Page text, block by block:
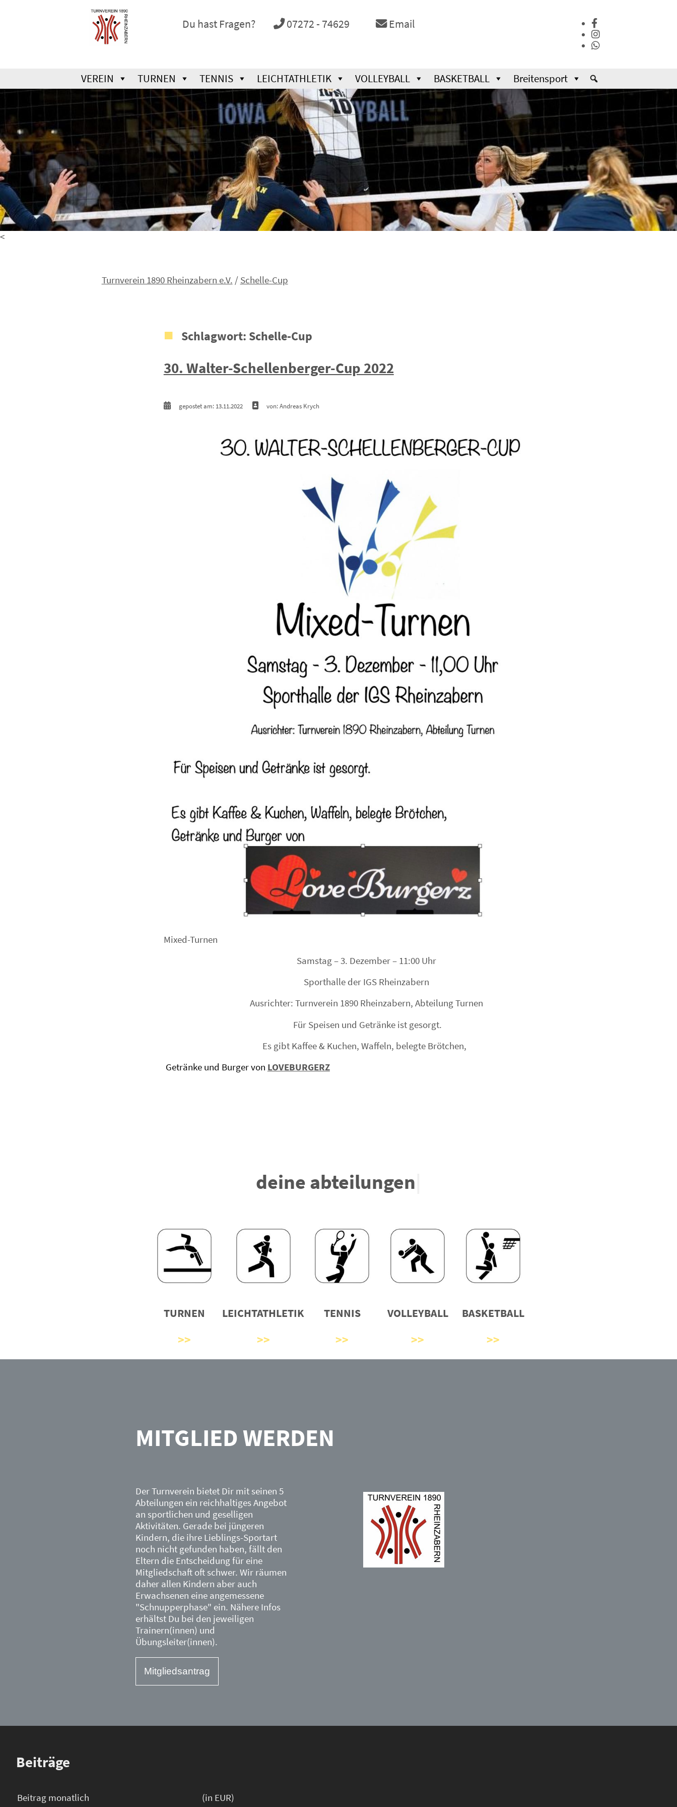
Du hast Fragen? 07272 - 74629 Email
VEREIN TURNEN TENNIS LEICHTATHLETIK VOLLEYBALL BASKETBALL Breitensport
<
Turnverein 1890 Rheinzabern e.V. / Schelle-Cup
Schlagwort: Schelle-Cup
30. Walter-Schellenberger-Cup 2022
gepostet am: 13.11.2022 von: Andreas Krych
Mixed-Turnen
Samstag – 3. Dezember – 11:00 Uhr
Sporthalle der IGS Rheinzabern
Ausrichter: Turnverein 1890 Rheinzabern, Abteilung Turnen
Für Speisen und Getränke ist gesorgt.
Es gibt Kaffee & Kuchen, Waffeln, belegte Brötchen,
Getränke und Burger von LOVEBURGERZ
deine abteilungen
TURNEN LEICHTATHLETIK TENNIS VOLLEYBALL BASKETBALL
MITGLIED WERDEN
Der Turnverein bietet Dir mit seinen 5
Abteilungen ein reichhaltiges Angebot
an sportlichen und geselligen
Aktivitäten. Gerade bei jüngeren
Kindern, die ihre Lieblings-Sportart
noch nicht gefunden haben, fällt den
Eltern die Entscheidung für eine
Mitgliedschaft oft schwer. Wir räumen
daher allen Kindern aber auch
Erwachsenen eine angemessene
"Schnupperphase" ein. Nähere Infos
erhältst Du bei den jeweiligen
Trainern(innen) und
Übungsleiter(innen).
Mitgliedsantrag
Beiträge
Beitrag monatlich (in EUR)